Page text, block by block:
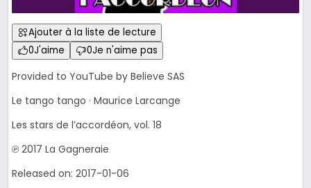
Ajouter à la liste de lecture
0J'aime 0Je n'aime pas
Provided to YouTube by Believe SAS
Le tango tango · Maurice Larcange
Les stars de l’accordéon, vol. 18
℗ 2017 La Gagneraie
Released on: 2017-01-06